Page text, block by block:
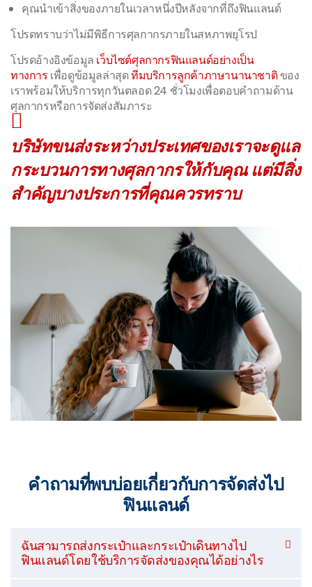
คุณนำเข้าสิ่งของภายในเวลาหนึ่งปีหลังจากที่ถึงฟินแลนด์
โปรดทราบว่าไม่มีพิธีการศุลกากรภายในสหภาพยุโรป
โปรดอ้างอิงข้อมูล เว็บไซต์ศุลกากรฟินแลนด์อย่างเป็น
ทางการ เพื่อดูข้อมูลล่าสุดทีมบริการลูกค้าภาษานานาชาติของ
เราพร้อมให้บริการทุกวันตลอด 24 ชั่วโมงเพื่อตอบคำถามด้าน
ศุลกากรหรือการจัดส่งสัมภาระ
บริษัทขนส่งระหว่างประเทศของเราจะดูแล
กระบวนการทางศุลกากรให้กับคุณ แต่มีสิ่ง
สำคัญบางประการที่คุณควรทราบ
คำถามที่พบบ่อยเกี่ยวกับการจัดส่งไป
ฟินแลนด์
ฉันสามารถส่งกระเป๋าและกระเป๋าเดินทางไป
ฟินแลนด์โดยใช้บริการจัดส่งของคุณได้อย่างไร